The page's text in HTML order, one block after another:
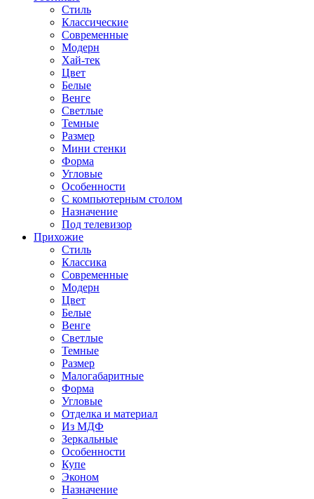
Стиль
Классические
Современные
Модерн
Хай-тек
Цвет
Белые
Венге
Светлые
Темные
Размер
Мини стенки
Форма
Угловые
Особенности
С компьютерным столом
Назначение
Под телевизор
Прихожие
Стиль
Классика
Современные
Модерн
Цвет
Белые
Венге
Светлые
Темные
Размер
Малогабаритные
Форма
Угловые
Отделка и материал
Из МДФ
Зеркальные
Особенности
Купе
Эконом
Назначение